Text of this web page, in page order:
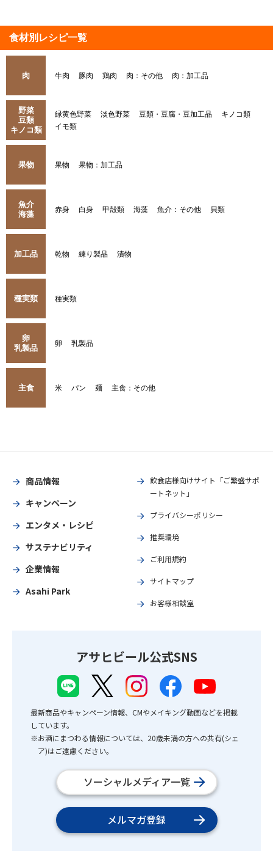
食材別レシピ一覧
肉 牛肉 豚肉 鶏肉 肉：その他 肉：加工品
野菜
豆類
キノコ類
緑黄色野菜 淡色野菜 豆類・豆腐・豆加工品
キノコ類
イモ類
果物 果物 果物：加工品
魚介
海藻
赤身 白身 甲殻類 海藻 魚介：その他 貝類
加工品 乾物 練り製品 漬物
種実類 種実類
卵
乳製品
卵 乳製品
主食 米 パン 麺 主食：その他
商品情報
キャンペーン
エンタメ・レシピ
サステナビリティ
企業情報
Asahi Park
飲食店様向けサイト「ご繁盛サポ
ートネット」
プライバシーポリシー
推奨環境
ご利用規約
サイトマップ
お客様相談室
アサヒビール公式SNS
最新商品やキャンペーン情報、CMやメイキング動画などを掲載
しています。
※お酒にまつわる情報については、20歳未満の方への共有(シェ
ア)はご遠慮ください。
ソーシャルメディア一覧
メルマガ登録